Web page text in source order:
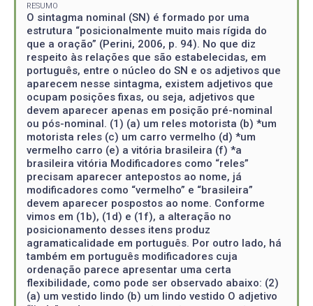
RESUMO
O sintagma nominal (SN) é formado por uma
estrutura “posicionalmente muito mais rígida do
que a oração” (Perini, 2006, p. 94). No que diz
respeito às relações que são estabelecidas, em
português, entre o núcleo do SN e os adjetivos que
aparecem nesse sintagma, existem adjetivos que
ocupam posições fixas, ou seja, adjetivos que
devem aparecer apenas em posição pré-nominal
ou pós-nominal. (1) (a) um reles motorista (b) *um
motorista reles (c) um carro vermelho (d) *um
vermelho carro (e) a vitória brasileira (f) *a
brasileira vitória Modificadores como “reles”
precisam aparecer antepostos ao nome, já
modificadores como “vermelho” e “brasileira”
devem aparecer pospostos ao nome. Conforme
vimos em (1b), (1d) e (1f), a alteração no
posicionamento desses itens produz
agramaticalidade em português. Por outro lado, há
também em português modificadores cuja
ordenação parece apresentar uma certa
flexibilidade, como pode ser observado abaixo: (2)
(a) um vestido lindo (b) um lindo vestido O adjetivo